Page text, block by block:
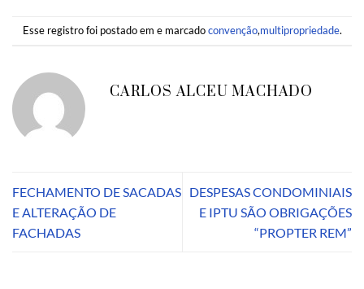
Esse registro foi postado em e marcadoconvenção,multipropriedade.
CARLOS ALCEU MACHADO
FECHAMENTO DE SACADAS
E ALTERAÇÃO DE
FACHADAS
DESPESAS CONDOMINIAIS
E IPTU SÃO OBRIGAÇÕES
“PROPTER REM”